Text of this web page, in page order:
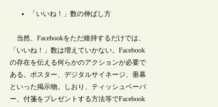
「いいね！」数の伸ばし方
当然、Facebookをただ維持するだけでは、
「いいね！」数は増えていかない。Facebook
の存在を伝える何らかのアクションが必要で
ある。ポスター、デジタルサイネージ、垂幕
といった掲示物。しおり、ティッシュペーパ
ー、付箋をプレゼントする方法等でFacebook